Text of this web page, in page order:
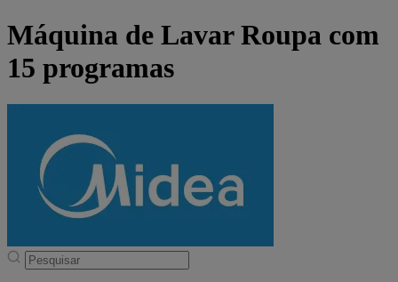
Máquina de Lavar Roupa com
15 programas